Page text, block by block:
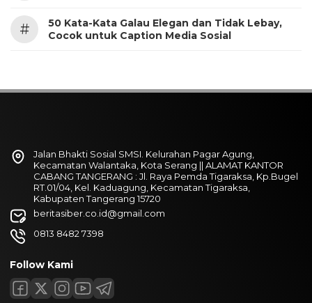
#
50 Kata-Kata Galau Elegan dan Tidak Lebay,
Cocok untuk Caption Media Sosial
Jalan Bhakti Sosial SMSI. Kelurahan Pagar Agung,
Kecamatan Walantaka, Kota Serang || ALAMAT KANTOR
CABANG TANGERANG : Jl. Raya Pemda Tigaraksa, Kp.Bugel
RT.01/04, Kel. Kaduagung, Kecamatan Tigaraksa,
Kabupaten Tangerang 15720
beritasiber.co.id@gmail.com
0813 8482 7398
Follow Kami